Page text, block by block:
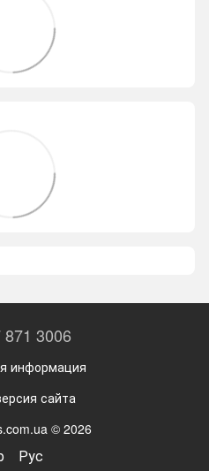
3006
информация
сайта
© 2026
Рус